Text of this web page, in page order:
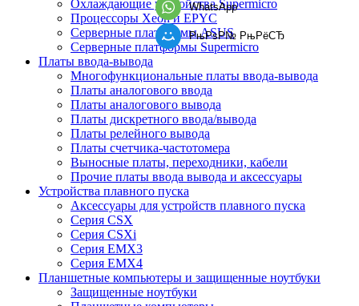
Охлаждающие устройства Supermicro
Процессоры Xeon и EPYC
Серверные платформы ASUS
Серверные платформы Supermicro
Платы ввода-вывода
Многофункциональные платы ввода-вывода
Платы аналогового ввода
Платы аналогового вывода
Платы дискретного ввода/вывода
Платы релейного вывода
Платы счетчика-частотомера
Выносные платы, переходники, кабели
Прочие платы ввода вывода и аксессуары
Устройства плавного пуска
Аксессуары для устройств плавного пуска
Серия CSX
Серия CSXi
Серия EMX3
Серия EMX4
Планшетные компьютеры и защищенные ноутбуки
Защищенные ноутбуки
WhatsApp
РњРѕР№ РњРёСЂ